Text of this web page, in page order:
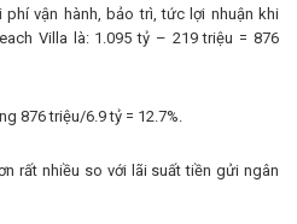
vận hành, bảo trì, tức lợi nhuận khi
Villa là: 1.095 tỷ – 219 triệu = 876
876 triệu/6.9 tỷ = 12.7%.
rất nhiều so với lãi suất tiền gửi ngân